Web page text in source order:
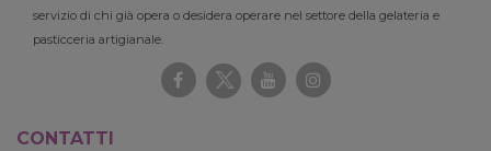
servizio di chi già opera o desidera operare nel settore della gelateria e
pasticceria artigianale.
CONTATTI